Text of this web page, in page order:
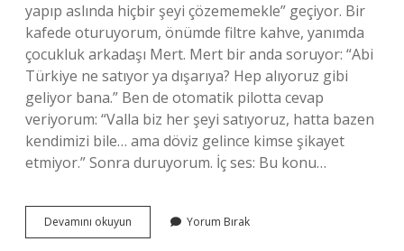
yapıp aslında hiçbir şeyi çözememekle” geçiyor. Bir
kafede oturuyorum, önümde filtre kahve, yanımda
çocukluk arkadaşı Mert. Mert bir anda soruyor: “Abi
Türkiye ne satıyor ya dışarıya? Hep alıyoruz gibi
geliyor bana.” Ben de otomatik pilotta cevap
veriyorum: “Valla biz her şeyi satıyoruz, hatta bazen
kendimizi bile… ama döviz gelince kimse şikayet
etmiyor.” Sonra duruyorum. İç ses: Bu konu…
Devamını okuyun Türkiye’de
en
Yorum Bırak